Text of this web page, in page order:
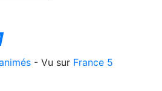
- Vu sur France 5